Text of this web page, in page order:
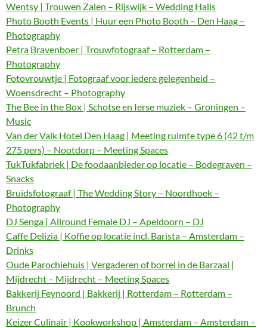
Wentsy | Trouwen Zalen – Rijswijk – Wedding Halls
Photo Booth Events | Huur een Photo Booth – Den Haag –
Photography
Petra Bravenboer | Trouwfotograaf – Rotterdam –
Photography
Fotovrouwtje | Fotograaf voor iedere gelegenheid –
Woensdrecht – Photography
The Bee in the Box | Schotse en Ierse muziek – Groningen –
Music
Van der Valk Hotel Den Haag | Meeting ruimte type 6 (42 t/m
275 pers) – Nootdorp – Meeting Spaces
TukTukfabriek | De foodaanbieder op locatie – Bodegraven –
Snacks
Bruidsfotograaf | The Wedding Story – Noordhoek –
Photography
DJ Senga | Allround Female DJ – Apeldoorn – DJ
Caffe Delizia | Koffie op locatie incl. Barista – Amsterdam –
Drinks
Oude Parochiehuis | Vergaderen of borrel in de Barzaal |
Mijdrecht – Mijdrecht – Meeting Spaces
Bakkerij Feynoord | Bakkerij | Rotterdam – Rotterdam –
Brunch
Keizer Culinair | Kookworkshop | Amsterdam – Amsterdam –